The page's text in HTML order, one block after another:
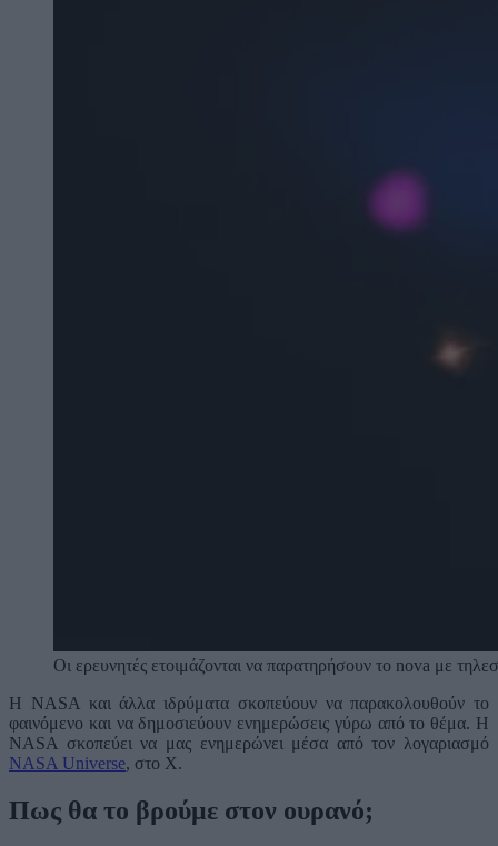
Οι ερευνητές ετοιμάζονται να παρατηρήσουν το nova με
Η NASA και άλλα ιδρύματα σκοπεύουν να παρακολουθούν το
φαινόμενο και να δημοσιεύουν ενημερώσεις γύρω από το θέμα. Η
NASA σκοπεύει να μας ενημερώνει μέσα από τον λογαριασμό
NASA Universe, στο X.
Πως θα το βρούμε στον ουρανό;